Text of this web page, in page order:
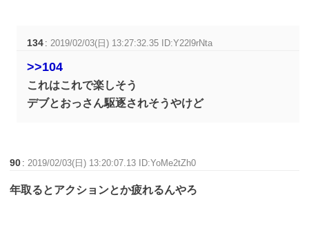
134 : 2019/02/03(日) 13:27:32.35 ID:Y22l9rNta
>>104
これはこれで楽しそう
デブとおっさん駆逐されそうやけど
90 : 2019/02/03(日) 13:20:07.13 ID:YoMe2tZh0
年取るとアクションとか疲れるんやろ